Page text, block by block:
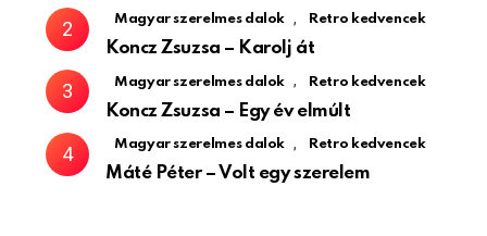
Magyar szerelmes dalok , Retro kedvencek
Koncz Zsuzsa – Karolj át
Magyar szerelmes dalok , Retro kedvencek
Koncz Zsuzsa – Egy év elmúlt
Magyar szerelmes dalok , Retro kedvencek
Máté Péter – Volt egy szerelem